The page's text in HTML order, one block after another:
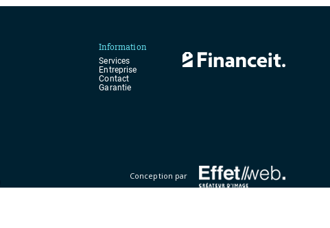
Information
Services
Entreprise
Contact
Garantie
Conception par